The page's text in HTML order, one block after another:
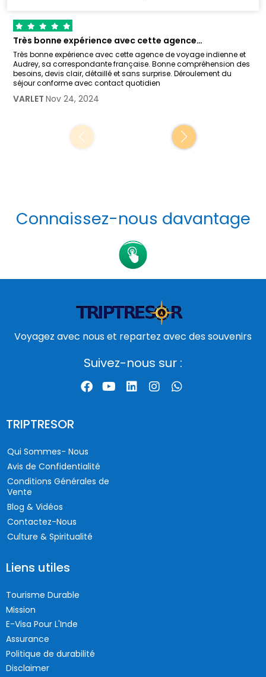
Très bonne expérience avec cette agence…
Très bonne expérience avec cette agence de voyage indienne et
Audrey, sa correspondante française. Bonne compréhension des
besoins, devis clair, détaillé et sans surprise. Déroulement du
séjour conforme avec contact quotidien
VARLET Nov 24, 2024
Connaissez-nous davantage
Voyagez avec nous et repartez avec des souvenirs
Suivez-nous sur :
TRIPTRESOR
Qui Sommes- Nous
Avis de Confidentialité
Conditions Générales de
Vente
Blog & Vidéos
Contactez-Nous
Culture & Spiritualité
Liens utiles
Tourisme Durable
Mission
E-Visa Pour L'Inde
Assurance
Politique de durabilité
Disclaimer